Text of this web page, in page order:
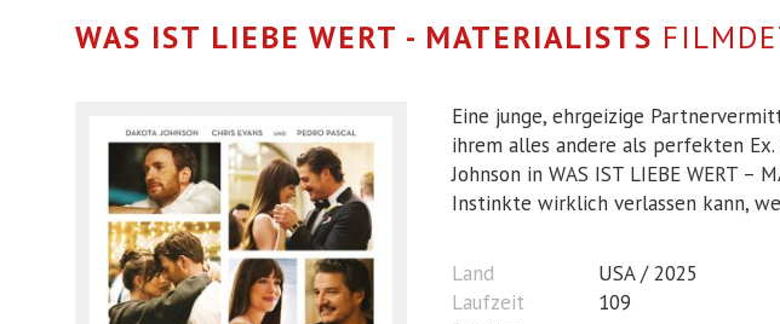
WAS IST LIEBE WERT - MATERIALISTS
Eine junge, ehrgeizige
ihrem alles andere als perfekten
Johnson in WAS IST LIEBE WERT
Instinkte wirklich verlassen kann,
Land
USA / 2025
Laufzeit
109